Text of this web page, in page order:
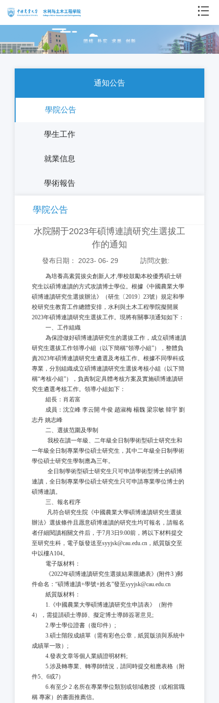
通知公告
學院公告
學生工作
就業信息
學術報告
學院公告
水院關于2023年碩博連讀研究生選拔工
作的通知
發布日期： 2023- 06- 29 訪問次數:
為培養高素質拔尖創新人才,學校鼓勵本校優秀碩士研
究生以碩博連讀的方式攻讀博士學位。根據《中國農業大學
碩博連讀研究生選拔辦法》（研生〔2019〕23號）規定和學
校研究生教育工作總體安排， 水利與土木工程學院擬開展
2023年碩博連讀研究生選拔工作。現將有關事項通知如下：
一、工作組織
為保證做好碩博連讀研究生的選拔工作，成立碩博連讀
研究生選拔工作領導小組（以下簡稱“領導小組”），整體負
責2023年碩博連讀研究生遴選及考核工作。根據不同學科或
專業，分別組織成立碩博連讀研究生選拔考核小組（以下簡
稱“考核小組”），負責制定具體考核方案及實施碩博連讀研
究生遴選考核工作。領導小組如下：
組長：肖若富
成員：沈立峰 李云開 牛俊 趙淑梅 楊魏 梁宗敏 韓宇 劉
志丹 姚志峰
二、選拔范圍及學制
我校在讀一年級、二年級全日制學術型碩士研究生和
一年級全日制專業學位碩士研究生，其中二年級全日制學術
學位碩士研究生學制應為三年。
全日制學術型碩士研究生只可申請學術型博士的碩博
連讀，全日制專業學位碩士研究生只可申請專業學位博士的
碩博連讀。
三、報名程序
凡符合研究生院《中國農業大學碩博連讀研究生選拔
辦法》選拔條件且愿意碩博連讀的研究生均可報名，請報名
者仔細閱讀相關文件后，于7月 3日 9:00前，將以下材料提交
至研究生科，電子版發送至syyjsk@cau.edu.cn，紙質版交至
中以樓A104。
電子版材料：
《2022年碩博連讀研究生選拔結果匯總表》(附件3 )郵
件命名： “碩博連讀+學號+姓名”發至syyjsk@cau.edu.cn
紙質版材料：
1.《中國農業大學碩博連讀研究生申請表》（附件
4），需提請碩士導師、擬定博士導師簽署意見;
2.學士學位證書（復印件）;
3.碩士階段成績單（需有彩色公章，紙質版須與系統中
成績單一致）;
4.發表文章等個人業績證明材料;
5.涉及轉專業、轉導師情況，請同時提交相應表格（附
件5、6或7）
6.有至少 2 名所在專業學位類別或領域教授（或相當職
稱 專家）的書面推薦信。